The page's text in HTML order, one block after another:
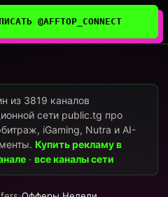
@AFFTOP_CONNECT
из 3819 каналов
сети public.tg про
iGaming, Nutra и AI-
Купить рекламу в
·все каналы сети